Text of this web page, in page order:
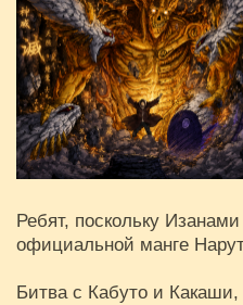
Ребят, поскольку
официальной манге
Битва с Кабуто и